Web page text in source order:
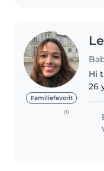
Familiefavorit
(1)
Hi
26